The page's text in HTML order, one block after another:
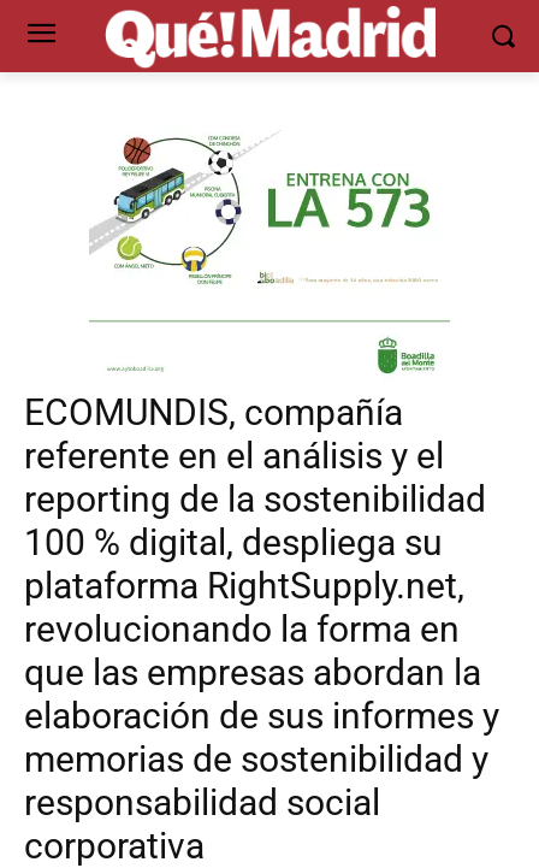
ECOMUNDIS, compañía
referente en el análisis y el
reporting de la sostenibilidad
100 % digital, despliega su
plataforma RightSupply.net,
revolucionando la forma en
que las empresas abordan la
elaboración de sus informes y
memorias de sostenibilidad y
responsabilidad social
corporativa